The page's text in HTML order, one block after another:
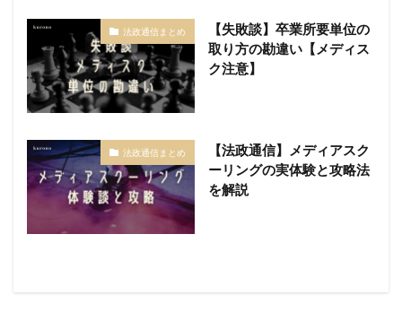
法政通信まとめ
【失敗談】卒業所要単位の
取り方の勘違い【メディス
ク注意】
法政通信まとめ
【法政通信】メディアスク
ーリングの実体験と攻略法
を解説